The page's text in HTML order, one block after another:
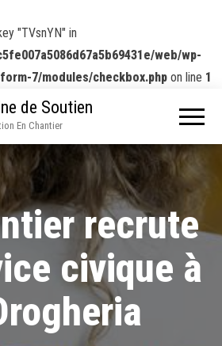
"TVsnYN" in
web/wp-
7/modules/checkbox.php on line 1
de Soutien
En Chantier
recrute
civique à